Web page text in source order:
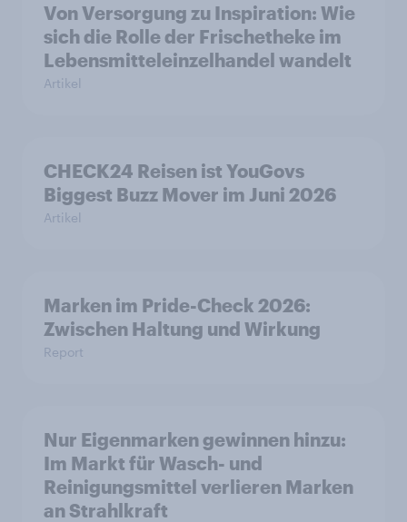
Von Versorgung zu Inspiration: Wie
sich die Rolle der Frischetheke im
Lebensmitteleinzelhandel wandelt
Artikel
CHECK24 Reisen ist YouGovs
Biggest Buzz Mover im Juni 2026
Artikel
Marken im Pride-Check 2026:
Zwischen Haltung und Wirkung
Report
Nur Eigenmarken gewinnen hinzu:
Im Markt für Wasch- und
Reinigungsmittel verlieren Marken
an Strahlkraft